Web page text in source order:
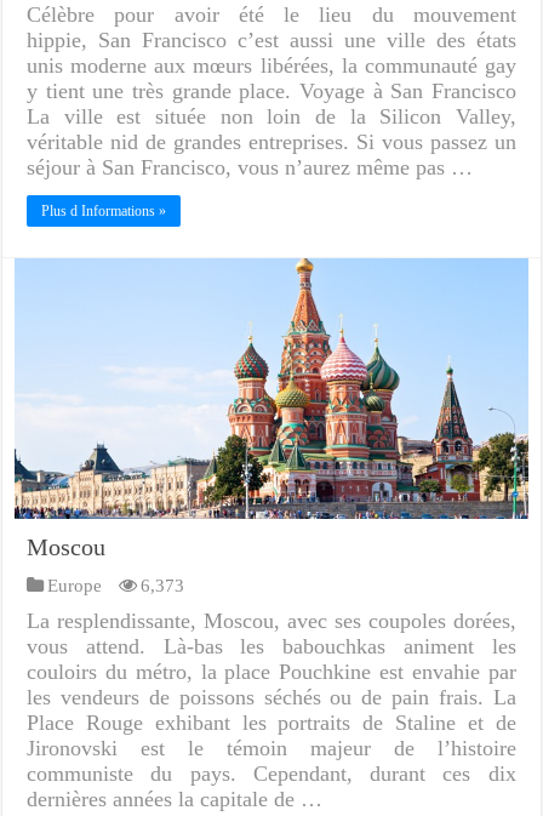
Célèbre pour avoir été le lieu du mouvement
hippie, San Francisco c’est aussi une ville des états
unis moderne aux mœurs libérées, la communauté gay
y tient une très grande place. Voyage à San Francisco
La ville est située non loin de la Silicon Valley,
véritable nid de grandes entreprises. Si vous passez un
séjour à San Francisco, vous n’aurez même pas …
Plus d Informations »
Moscou
Europe 6,373
La resplendissante, Moscou, avec ses coupoles dorées,
vous attend. Là-bas les babouchkas animent les
couloirs du métro, la place Pouchkine est envahie par
les vendeurs de poissons séchés ou de pain frais. La
Place Rouge exhibant les portraits de Staline et de
Jironovski est le témoin majeur de l’histoire
communiste du pays. Cependant, durant ces dix
dernières années la capitale de …